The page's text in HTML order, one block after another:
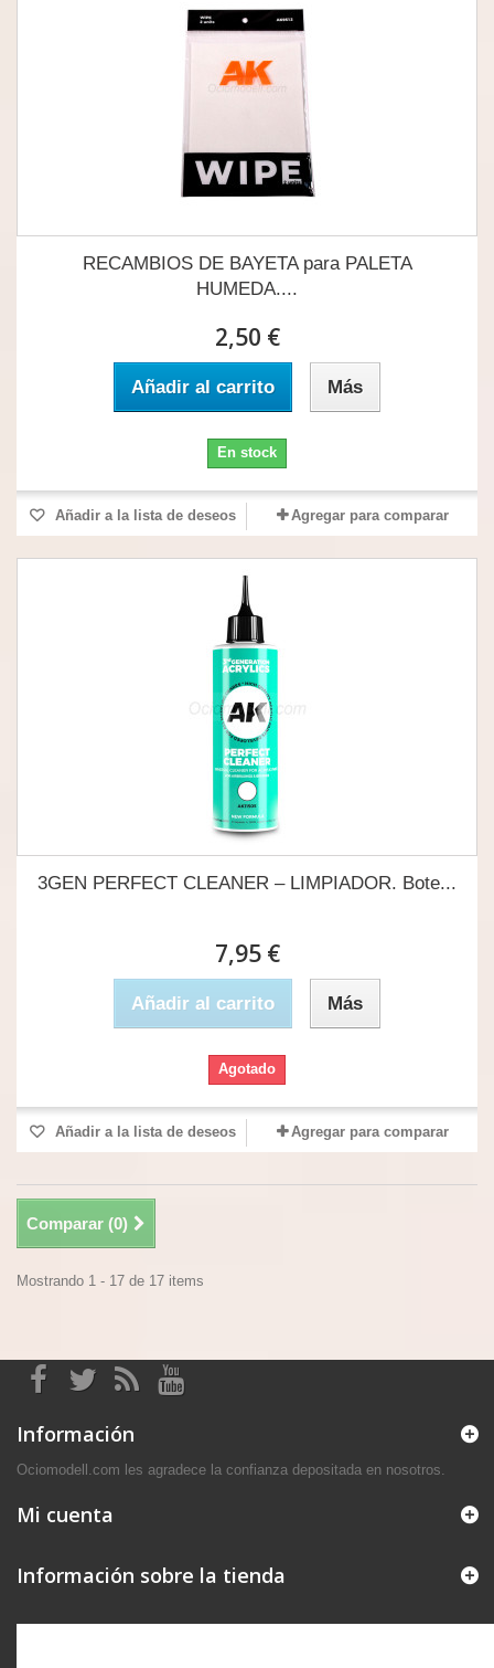
RECAMBIOS DE BAYETA para PALETA
HUMEDA....
2,50 €
Añadir al carrito Más
En stock
Añadir a la lista de deseos Agregar para comparar
3GEN PERFECT CLEANER – LIMPIADOR. Bote...
7,95 €
Añadir al carrito Más
Agotado
Añadir a la lista de deseos Agregar para comparar
Comparar (0)
Mostrando 1 - 17 de 17 items
Información
Ociomodell.com les agradece la confianza depositada en nosotros.
Mi cuenta
Información sobre la tienda